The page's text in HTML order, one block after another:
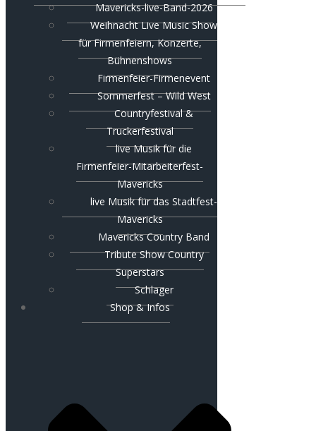
Mavericks-live-Band-2026
Weihnacht Live Music Show
für Firmenfeiern, Konzerte,
Bühnenshows
Firmenfeier-Firmenevent
Sommerfest – Wild West
Countryfestival &
Truckerfestival
live Musik für die
Firmenfeier-Mitarbeiterfest-
Mavericks
live Musik für das Stadtfest-
Mavericks
Mavericks Country Band
Tribute Show Country
Superstars
Schlager
Shop & Infos